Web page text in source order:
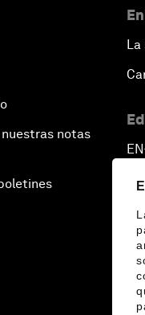
notas
La
EN